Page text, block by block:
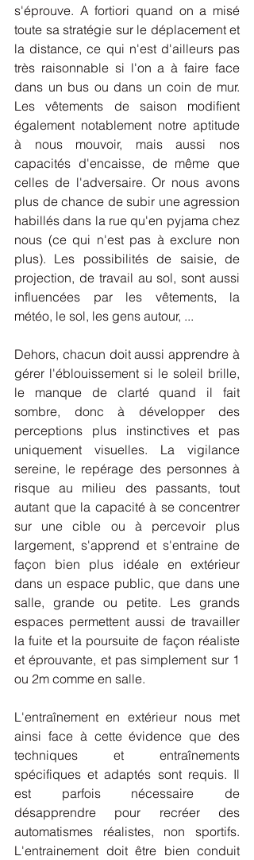
s'éprouve. A fortiori quand on a misé
toute sa stratégie sur le déplacement et
la distance, ce qui n'est d'ailleurs pas
très raisonnable si l'on a à faire face
dans un bus ou dans un coin de mur.
Les vêtements de saison modifient
également notablement notre aptitude
à nous mouvoir, mais aussi nos
capacités d'encaisse, de même que
celles de l'adversaire. Or nous avons
plus de chance de subir une agression
habillés dans la rue qu'en pyjama chez
nous (ce qui n'est pas à exclure non
plus). Les possibilités de saisie, de
projection, de travail au sol, sont aussi
influencées par les vêtements, la
météo, le sol, les gens autour, ...
Dehors, chacun doit aussi apprendre à
gérer l'éblouissement si le soleil brille,
le manque de clarté quand il fait
sombre, donc à développer des
perceptions plus instinctives et pas
uniquement visuelles. La vigilance
sereine, le repérage des personnes à
risque au milieu des passants, tout
autant que la capacité à se concentrer
sur une cible ou à percevoir plus
largement, s'apprend et s'entraine de
façon bien plus idéale en extérieur
dans un espace public, que dans une
salle, grande ou petite. Les grands
espaces permettent aussi de travailler
la fuite et la poursuite de façon réaliste
et éprouvante, et pas simplement sur 1
ou 2m comme en salle.
L'entraînement en extérieur nous met
ainsi face à cette évidence que des
techniques et entraînements
spécifiques et adaptés sont requis. Il
est parfois nécessaire de
désapprendre pour recréer des
automatismes réalistes, non sportifs.
L'entrainement doit être bien conduit